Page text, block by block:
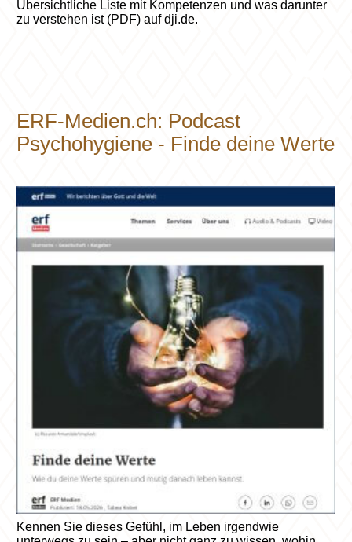
Übersichtliche Liste mit Kompetenzen und was darunter
zu verstehen ist (PDF) auf dji.de.
ERF-Medien.ch: Podcast
Psychohygiene - Finde deine Werte
Kennen Sie dieses Gefühl, im Leben irgendwie